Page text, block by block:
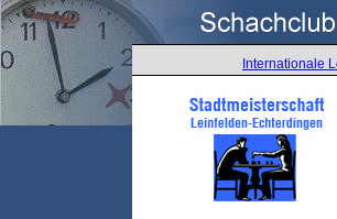
Internationale